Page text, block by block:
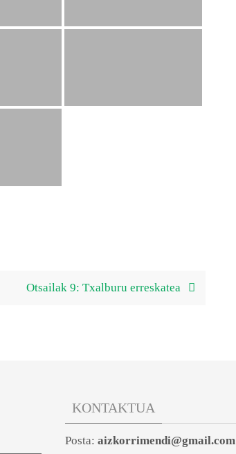
Otsailak 9: Txalburu erreskatea
KONTAKTUA
Posta: aizkorrimendi@gmail.com